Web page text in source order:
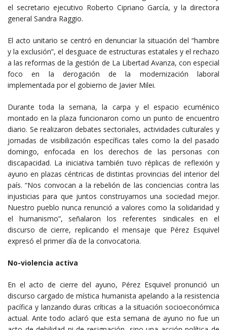
el secretario ejecutivo Roberto Cipriano García, y la directora
general Sandra Raggio.
El acto unitario se centró en denunciar la situación del “hambre
y la exclusión”, el desguace de estructuras estatales y el rechazo
a las reformas de la gestión de La Libertad Avanza, con especial
foco en la derogación de la modernización laboral
implementada por el gobierno de Javier Milei.
Durante toda la semana, la carpa y el espacio ecuménico
montado en la plaza funcionaron como un punto de encuentro
diario. Se realizaron debates sectoriales, actividades culturales y
jornadas de visibilización específicas tales como la del pasado
domingo, enfocada en los derechos de las personas con
discapacidad. La iniciativa también tuvo réplicas de reflexión y
ayuno en plazas céntricas de distintas provincias del interior del
país. “Nos convocan a la rebelión de las conciencias contra las
injusticias para que juntos construyamos una sociedad mejor.
Nuestro pueblo nunca renunció a valores como la solidaridad y
el humanismo”, señalaron los referentes sindicales en el
discurso de cierre, replicando el mensaje que Pérez Esquivel
expresó el primer día de la convocatoria.
No-violencia activa
En el acto de cierre del ayuno, Pérez Esquivel pronunció un
discurso cargado de mística humanista apelando a la resistencia
pacífica y lanzando duras críticas a la situación socioeconómica
actual. Ante todo aclaró que esta semana de ayuno no fue un